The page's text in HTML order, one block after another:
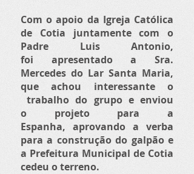
Com o apoio da Igreja Católica
de Cotia juntamente com o
Padre Luis Antonio,
foi apresentado a Sra.
Mercedes do Lar Santa Maria,
que achou interessante o
trabalho do grupo e enviou
o projeto para a
Espanha, aprovando a verba
para a construção do galpão e
a Prefeitura Municipal de Cotia
cedeu o terreno.